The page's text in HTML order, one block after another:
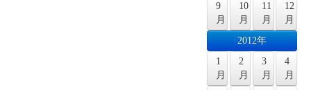
9
月
10
月
11
月
12
月
2012年
1
月
2
月
3
月
4
月